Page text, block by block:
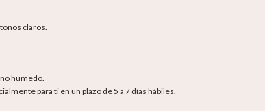
claros.
húmedo.
para ti en un plazo de 5 a 7 días hábiles.